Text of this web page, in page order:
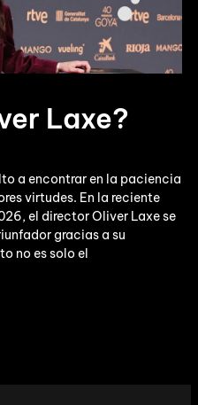
Laxe?
a encontrar en la paciencia
virtudes. En la reciente
el director Oliver Laxe se
gracias a su
no es solo el